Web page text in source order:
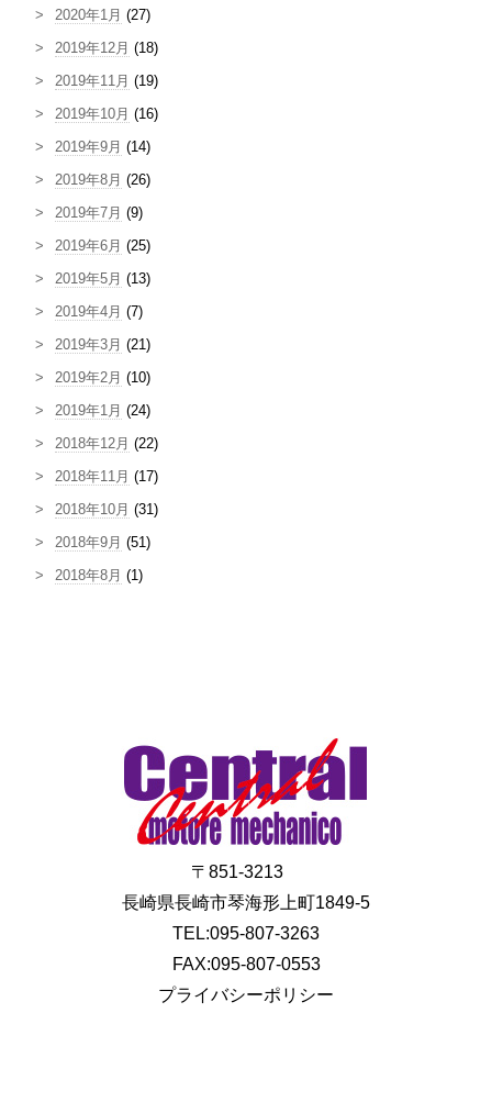
2020年1月 (27)
2019年12月 (18)
2019年11月 (19)
2019年10月 (16)
2019年9月 (14)
2019年8月 (26)
2019年7月 (9)
2019年6月 (25)
2019年5月 (13)
2019年4月 (7)
2019年3月 (21)
2019年2月 (10)
2019年1月 (24)
2018年12月 (22)
2018年11月 (17)
2018年10月 (31)
2018年9月 (51)
2018年8月 (1)
〒851-3213
長崎県長崎市琴海形上町1849-5
TEL:095-807-3263
FAX:095-807-0553
プライバシーポリシー